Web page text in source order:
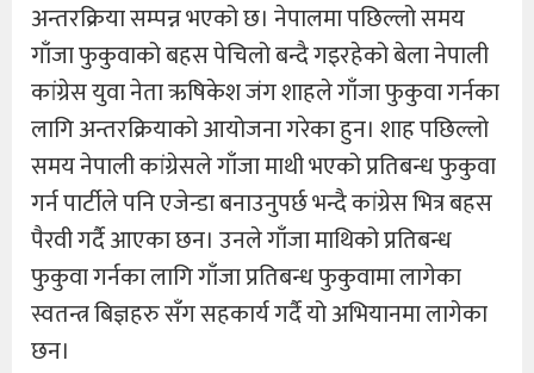
अन्तरक्रिया सम्पन्न भएको छ। नेपालमा पछिल्लो समय
गाँजा फुकुवाको बहस पेचिलो बन्दै गइरहेको बेला नेपाली
कांग्रेस युवा नेता ऋषिकेश जंग शाहले गाँजा फुकुवा गर्नका
लागि अन्तरक्रियाको आयोजना गरेका हुन। शाह पछिल्लो
समय नेपाली कांग्रेसले गाँजा माथी भएको प्रतिबन्ध फुकुवा
गर्न पार्टीले पनि एजेन्डा बनाउनुपर्छ भन्दै कांग्रेस भित्र बहस
पैरवी गर्दै आएका छन। उनले गाँजा माथिको प्रतिबन्ध
फुकुवा गर्नका लागि गाँजा प्रतिबन्ध फुकुवामा लागेका
स्वतन्त्र बिज्ञहरु सँग सहकार्य गर्दै यो अभियानमा लागेका
छन।